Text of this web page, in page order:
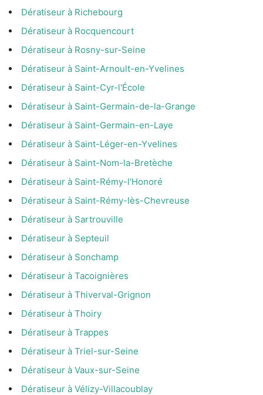
Dératiseur à Richebourg
Dératiseur à Rocquencourt
Dératiseur à Rosny-sur-Seine
Dératiseur à Saint-Arnoult-en-Yvelines
Dératiseur à Saint-Cyr-l'École
Dératiseur à Saint-Germain-de-la-Grange
Dératiseur à Saint-Germain-en-Laye
Dératiseur à Saint-Léger-en-Yvelines
Dératiseur à Saint-Nom-la-Bretèche
Dératiseur à Saint-Rémy-l'Honoré
Dératiseur à Saint-Rémy-lès-Chevreuse
Dératiseur à Sartrouville
Dératiseur à Septeuil
Dératiseur à Sonchamp
Dératiseur à Tacoignières
Dératiseur à Thiverval-Grignon
Dératiseur à Thoiry
Dératiseur à Trappes
Dératiseur à Triel-sur-Seine
Dératiseur à Vaux-sur-Seine
Dératiseur à Vélizy-Villacoublay